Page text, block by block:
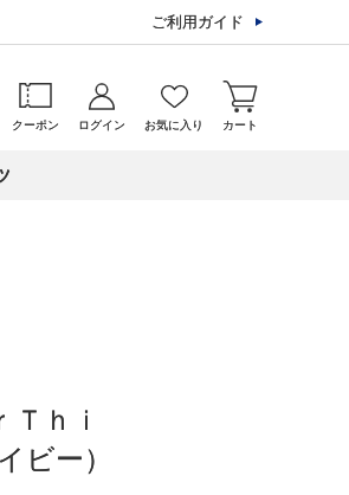
ご利用ガイド
クーポン ログイン お気に入り カート
ｈｉ
ビー）